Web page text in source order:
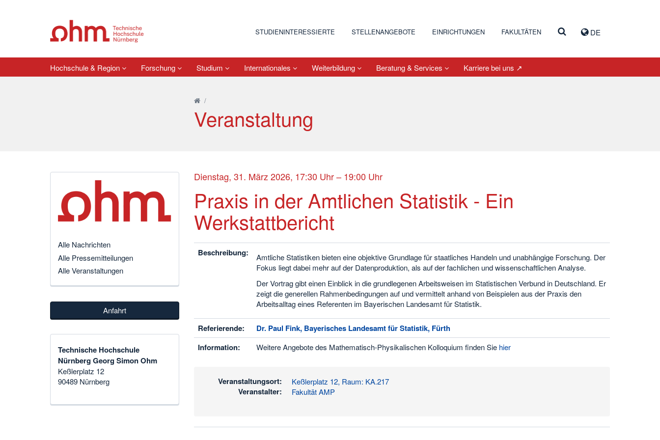
DE
STUDIENINTERESSIERTE STELLENANGEBOTE EINRICHTUNGEN FAKULTÄTEN
Hochschule & Region Forschung Studium Internationales Weiterbildung Beratung & Services Karriere bei uns ↗
/
Veranstaltung
Dienstag, 31. März 2026, 17:30 Uhr – 19:00 Uhr
Praxis in der Amtlichen Statistik - Ein
Werkstattbericht
Beschreibung:
Amtliche Statistiken bieten eine objektive Grundlage für staatliches Handeln und unabhängige Forschung. Der
Fokus liegt dabei mehr auf der Datenproduktion, als auf der fachlichen und wissenschaftlichen Analyse.
Der Vortrag gibt einen Einblick in die grundlegenen Arbeitsweisen im Statistischen Verbund in Deutschland. Er
zeigt die generellen Rahmenbedingungen auf und vermittelt anhand von Beispielen aus der Praxis den
Arbeitsalltag eines Referenten im Bayerischen Landesamt für Statistik.
Referierende:
Dr. Paul Fink, Bayerisches Landesamt für Statistik, Fürth
Information:
Weitere Angebote des Mathematisch-Physikalischen Kolloquium finden Sie hier
Veranstaltungsort: Keßlerplatz 12, Raum: KA.217
Veranstalter: Fakultät AMP
Alle Nachrichten
Alle Pressemitteilungen
Alle Veranstaltungen
Anfahrt
Technische Hochschule
Nürnberg Georg Simon Ohm
Keßlerplatz 12
90489 Nürnberg